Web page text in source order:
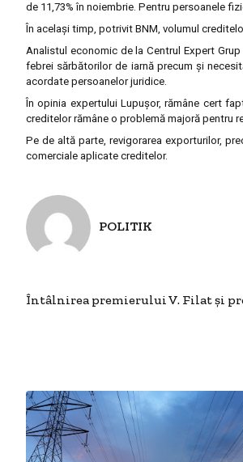
de 11,73% în noiembrie. Pentru persoanele
În acelaşi timp, potrivit BNM, volumul
Analistul economic de la Centrul Expert
febrei sărbătorilor de iarnă precum şi
acordate persoanelor juridice.
În opinia expertului Lupuşor, rămâne cert
creditelor rămâne o problemă majoră pentru
Pe de altă parte, revigorarea exporturilor,
comerciale aplicate creditelor.
POLITIK
Întâlnirea premierului V. Filat şi